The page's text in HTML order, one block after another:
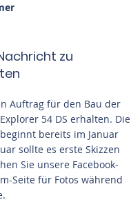
zu
Auftrag für den Bau der
54 DS erhalten. Die
bereits im Januar
sollte es erste Skizzen
Sie unsere Facebook-
Seite für Fotos während